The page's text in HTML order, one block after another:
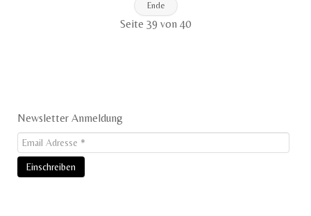
Ende
Seite 39 von 40
Newsletter Anmeldung